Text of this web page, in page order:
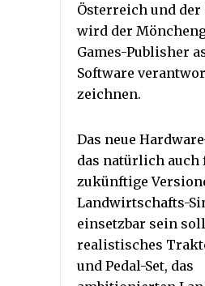
Österreich und der
wird der
Games-Publisher
Software
zeichnen.
Das neue
das natürlich auch
zukünftige
Landwirtschafts-
einsetzbar sein
realistisches
und Pedal-Set, das